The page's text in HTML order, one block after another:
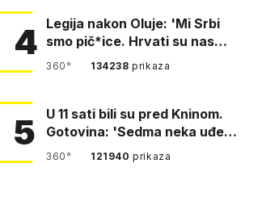
4 Legija nakon Oluje: 'Mi Srbi
smo pič*ice. Hrvati su nas
pomeli!'
360° 134238prikaza
5
U 11 sati bili su pred Kninom.
Gotovina: 'Sedma neka uđe,
4. gardijska neka g…
360° 121940prikaza